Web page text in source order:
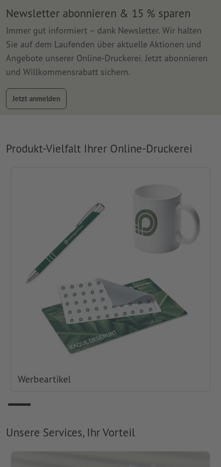
Newsletter abonnieren & 15 % sparen
Immer gut informiert – dank Newsletter. Wir halten
Sie auf dem Laufenden über aktuelle Aktionen und
Angebote unserer Online-Druckerei. Jetzt abonnieren
und Willkommensrabatt sichern.
Jetzt anmelden
Produkt-Vielfalt Ihrer Online-Druckerei
Werbeartikel
Unsere Services, Ihr Vorteil